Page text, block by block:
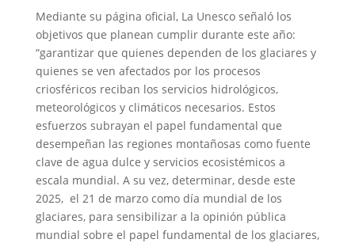
Mediante su página oficial, La Unesco señaló los
objetivos que planean cumplir durante este año:
“garantizar que quienes dependen de los glaciares y
quienes se ven afectados por los procesos
criosféricos reciban los servicios hidrológicos,
meteorológicos y climáticos necesarios. Estos
esfuerzos subrayan el papel fundamental que
desempeñan las regiones montañosas como fuente
clave de agua dulce y servicios ecosistémicos a
escala mundial. A su vez, determinar, desde este
2025, el 21 de marzo como día mundial de los
glaciares, para sensibilizar a la opinión pública
mundial sobre el papel fundamental de los glaciares,